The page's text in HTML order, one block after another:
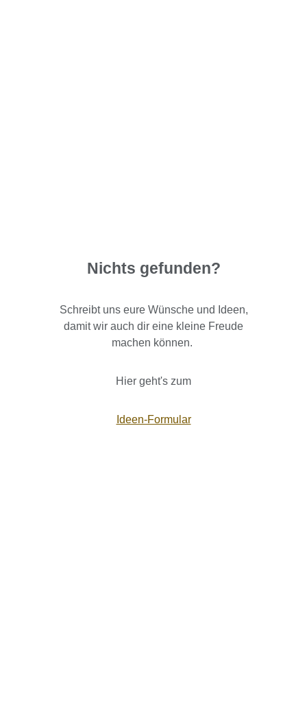
Nichts gefunden?
Schreibt uns eure Wünsche und Ideen,
damit wir auch dir eine kleine Freude
machen können.
Hier geht's zum
Ideen-Formular